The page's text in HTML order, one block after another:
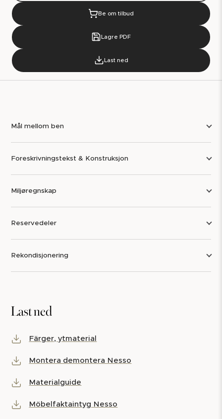
Be om tilbud
Lagre PDF
Last ned
Mål mellom ben
Foreskrivningstekst & Konstruksjon
Miljøregnskap
Reservedeler
Rekondisjonering
Last ned
Färger, ytmaterial
Montera demontera Nesso
Materialguide
Möbelfaktaintyg Nesso